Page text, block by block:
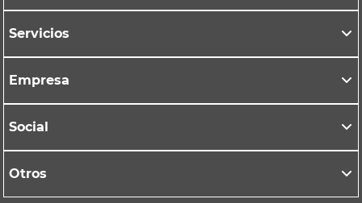
Servicios
Empresa
Social
Otros